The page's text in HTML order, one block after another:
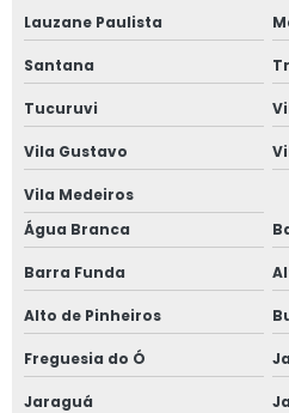
Reparo de plataforma elevatória
Treinamento de operador de
Treinamento plataforma elevatória
Treinamento plataforma elevatória
Valor aluguel de plataforma
Valor de locação de plataforma
Plataforma tesoura aluguel valor
Lauzane Paulista
Santana
Tucuruvi
Vila Gustavo
Vila Medeiros
Água Branca
Barra Funda
Alto de Pinheiros
Freguesia do Ó
Jaraguá